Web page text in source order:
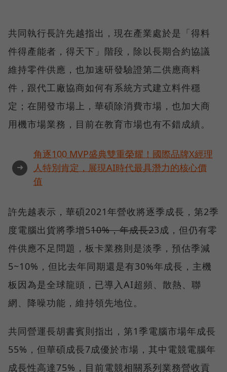
共同執行長許先越指出，現在產業處於是「得料
件得產能者，得天下」階段，除以長期合約協議
維持零件供應，也加速研發驗證第二供應商料
件，跟代工廠協商如何有系統方式建立料件穩
定；在開發市場上，華碩除消費市場，也加大商
用機市場業務，目前在教育市場也有不錯成績。
➜
角逐100 MVP盛典雙重榮耀！國際品牌X經理
人特別肯定，展現AI時代最具潛力的核心價
值
許先越表示，華碩2021年營收將逐季成長，第2季
度電腦出貨將季增510%，年成長23成，但仍有零
件供應不足問題，板卡業務則是淡季，預估季減
5~10%，但比去年同期還是有30%年成長，主機
板因為是全球龍頭，已導入AI超頻、散熱、聯
網、降噪功能，維持領先地位。
共同營運長胡書賓則指出，第1季電腦市場年成長
55%，但華碩成長7成優於市場，其中電競電腦年
成長性高達75%，目前電競相關系列業務營收貢